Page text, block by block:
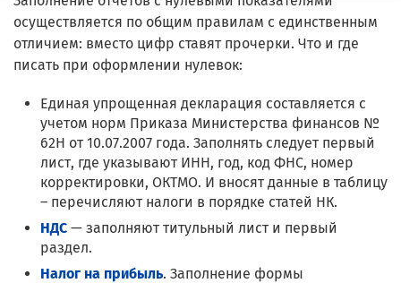
осуществляется по общим правилам с единственным
отличием: вместо цифр ставят прочерки. Что и где
писать при оформлении нулевок:
Единая упрощенная декларация составляется с
учетом норм Приказа Министерства финансов №
62Н от 10.07.2007 года. Заполнять следует первый
лист, где указывают ИНН, год, код ФНС, номер
корректировки, ОКТМО. И вносят данные в таблицу
– перечисляют налоги в порядке статей НК.
НДС — заполняют титульный лист и первый
раздел.
Налог на прибыль. Заполнение формы